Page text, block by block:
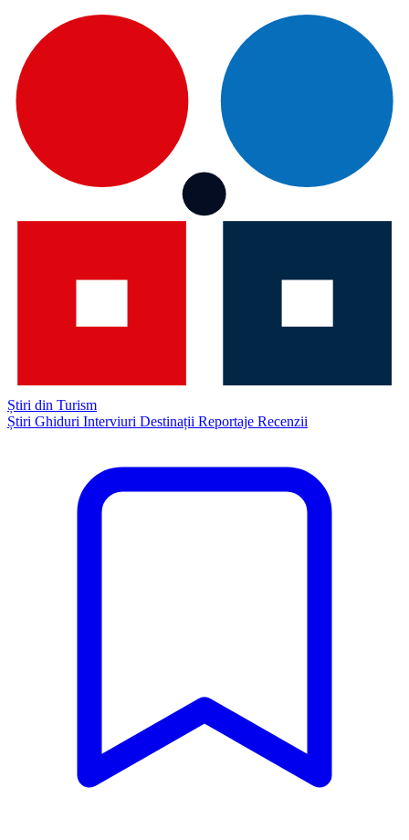
Știri din Turism
Știri Ghiduri Interviuri Destinații Reportaje Recenzii